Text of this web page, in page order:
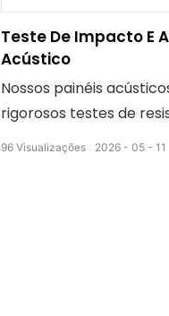
Teste De Impacto E
Acústico
Nossos painéis
rigorosos testes de
impactos. A superfície
2026 05 11
96 Visualizações